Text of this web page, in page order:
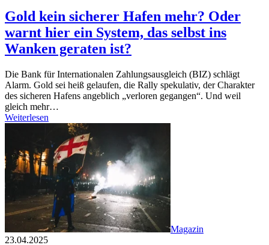
Gold kein sicherer Hafen mehr? Oder
warnt hier ein System, das selbst ins
Wanken geraten ist?
Die Bank für Internationalen Zahlungsausgleich (BIZ) schlägt
Alarm. Gold sei heiß gelaufen, die Rally spekulativ, der Charakter
des sicheren Hafens angeblich „verloren gegangen“. Und weil
gleich mehr…
Weiterlesen
Magazin
23.04.2025